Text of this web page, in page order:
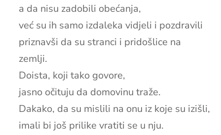
a da nisu zadobili obećanja,
već su ih samo izdaleka vidjeli i pozdravili
priznavši da su stranci i pridošlice na
zemlji.
Doista, koji tako govore,
jasno očituju da domovinu traže.
Dakako, da su mislili na onu iz koje su izišli,
imali bi još prilike vratiti se u nju.